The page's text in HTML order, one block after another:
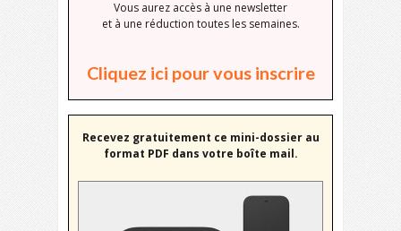
Vous aurez accès à une newsletter
et à une réduction toutes les semaines.
Cliquez ici pour vous inscrire
Recevez gratuitement ce mini-dossier au
format PDF dans votre boîte mail.